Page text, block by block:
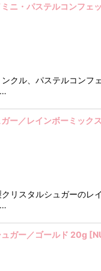
ニ・パステルコンフェ
クル、パステルコンフ
ー／レインボーミック
リスタルシュガーのレ
ガー／ゴールド 20g [